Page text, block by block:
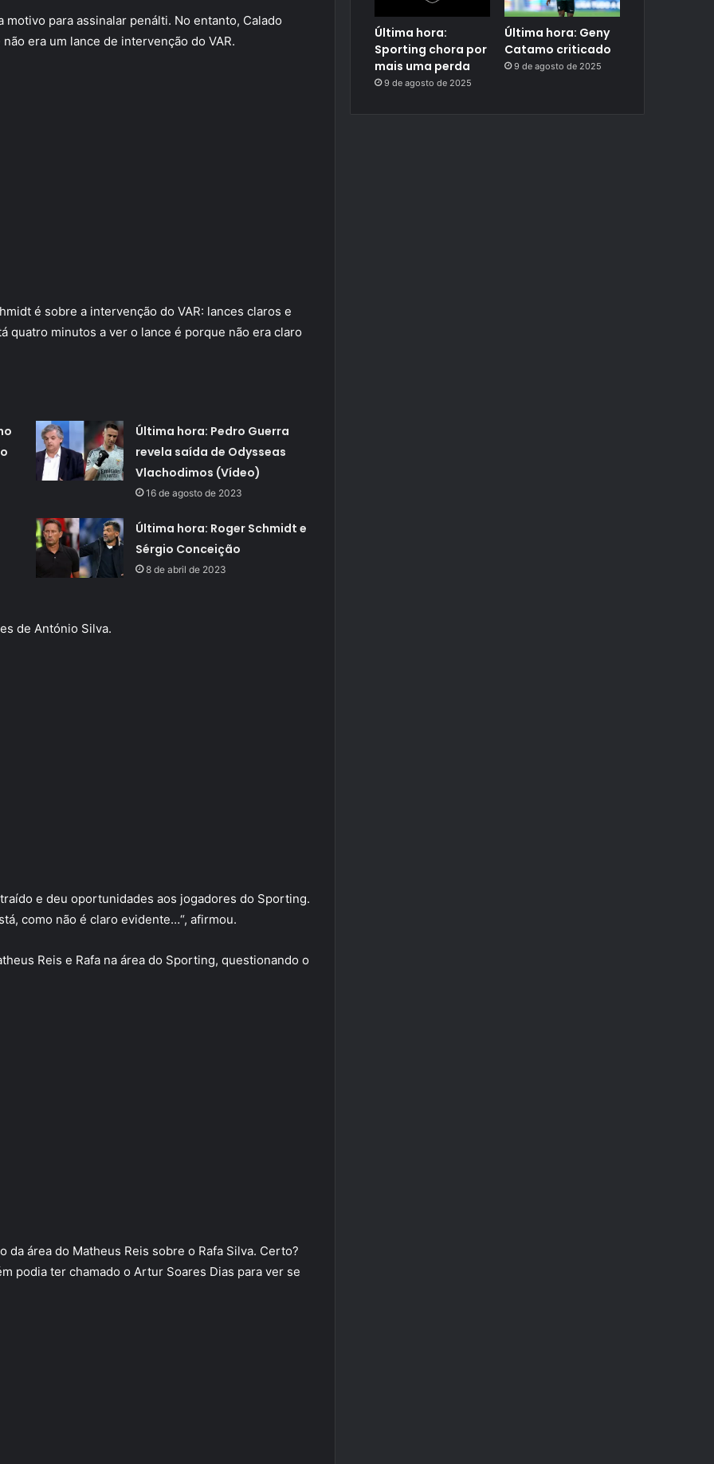
para assinalar penálti. No entanto, Calado
era um lance de intervenção do VAR.
é sobre a intervenção do VAR: lances claros e
quatro minutos a ver o lance é porque não era claro
Última hora: Pedro Guerra
revela saída de Odysseas
Vlachodimos (Vídeo)
16 de agosto de 2023
Última hora: Roger Schmidt e
Sérgio Conceição
8 de abril de 2023
de António Silva.
e deu oportunidades aos jogadores do Sporting.
como não é claro evidente…“, afirmou.
Reis e Rafa na área do Sporting, questionando o
da área do Matheus Reis sobre o Rafa Silva. Certo?
podia ter chamado o Artur Soares Dias para ver se
Última hora:
Sporting chora por
mais uma perda
9 de agosto de 2025
Última hora: Geny
Catamo criticado
9 de agosto de 2025